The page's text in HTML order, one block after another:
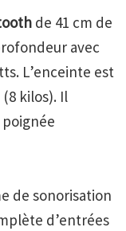
de 41 cm de
avec
L’enceinte est
kilos). Il
de sonorisation
d’entrées